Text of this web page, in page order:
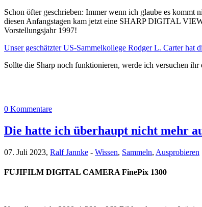
Schon öfter geschrieben: Immer wenn ich glaube es kommt
diesen Anfangstagen kam jetzt eine SHARP DIGITAL
Vorstellungsjahr 1997!
Unser geschätzter US-Sammelkollege Rodger L. Carter
Sollte die Sharp noch funktionieren, werde ich versuchen
0 Kommentare
Die hatte ich überhaupt nicht mehr
07. Juli 2023, Ralf Jannke - Wissen, Sammeln, Ausprobieren
FUJIFILM DIGITAL CAMERA FinePix 1300